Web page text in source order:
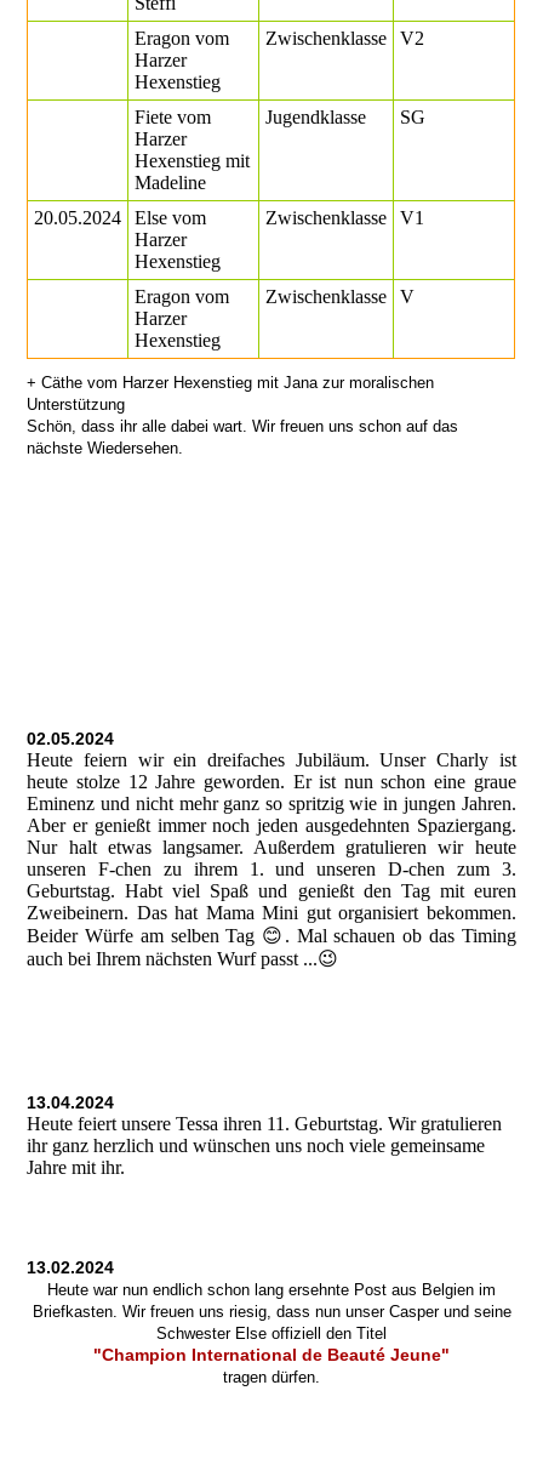
Eragon vom
Harzer
Hexenstieg
Zwischenklasse V2
Fiete vom
Harzer
Hexenstieg mit
Madeline
Jugendklasse SG
20.05.2024
Else vom
Harzer
Hexenstieg
Zwischenklasse V1
Eragon vom
Harzer
Hexenstieg
Zwischenklasse V
+ Cäthe vom Harzer Hexenstieg mit Jana zur moralischen
Unterstützung
Schön, dass ihr alle dabei wart. Wir freuen uns schon auf das
nächste Wiedersehen.
02.05.2024
Heute feiern wir ein dreifaches Jubiläum. Unser Charly ist
heute stolze 12 Jahre geworden. Er ist nun schon eine graue
Eminenz und nicht mehr ganz so spritzig wie in jungen Jahren.
Aber er genießt immer noch jeden ausgedehnten Spaziergang.
Nur halt etwas langsamer. Außerdem gratulieren wir heute
unseren F-chen zu ihrem 1. und unseren D-chen zum 3.
Geburtstag. Habt viel Spaß und genießt den Tag mit euren
Zweibeinern. Das hat Mama Mini gut organisiert bekommen.
Beider Würfe am selben Tag 😊. Mal schauen ob das Timing
auch bei Ihrem nächsten Wurf passt ...😉
13.04.2024
Heute feiert unsere Tessa ihren 11. Geburtstag. Wir gratulieren
ihr ganz herzlich und wünschen uns noch viele gemeinsame
Jahre mit ihr.
13.02.2024
Heute war nun endlich schon lang ersehnte Post aus Belgien im
Briefkasten. Wir freuen uns riesig, dass nun unser Casper und seine
Schwester Else offiziell den Titel
"Champion International de Beauté Jeune"
tragen dürfen.